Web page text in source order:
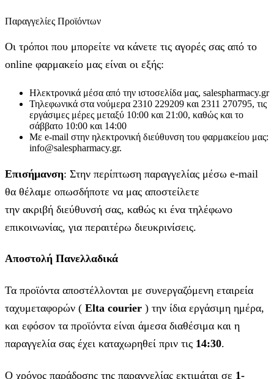
Παραγγελίες Προϊόντων
Οι τρόποι που μπορείτε να κάνετε τις αγορές σας από το
online φαρμακείο μας είναι οι εξής:
Ηλεκτρονικά μέσα από την ιστοσελίδα μας, salespharmacy.gr
Τηλεφωνικά στα νούμερα 2310 229209 και 2311 270795, τις
εργάσιμες μέρες μεταξύ 10:00 και 21:00, καθώς και το
σάββατο 10:00 και 14:00
Με e-mail στην ηλεκτρονική διεύθυνση του φαρμακείου μας:
info@salespharmacy.gr.
Επισήμανση: Στην περίπτωση παραγγελίας μέσω e-mail
θα θέλαμε οπωσδήποτε να μας αποστείλετε
την ακριβή διεύθυνσή σας, καθώς κι ένα τηλέφωνο
επικοινωνίας, για περαιτέρω διευκρινίσεις.
Αποστολή Πανελλαδικά
Τα προϊόντα αποστέλλονται με συνεργαζόμενη εταιρεία
ταχυμεταφορών ( Elta courier ) την ίδια εργάσιμη ημέρα,
και εφόσον τα προϊόντα είναι άμεσα διαθέσιμα και η
παραγγελία σας έχει καταχωρηθεί πριν τις 14:30.
Ο χρόνος παράδοσης της παραγγελίας εκτιμάται σε 1-